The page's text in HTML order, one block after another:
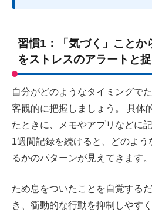
習慣1：「気づく」ことか
をストレスのアラートと
自分がどのようなタイミングで
客観的に把握しましょう。 具体
たときに、メモやアプリなどに
1週間記録を続けると、どのよう
るかのパターンが見えてきます。
ため息をついたことを自覚する
き、衝動的な行動を抑制しやす